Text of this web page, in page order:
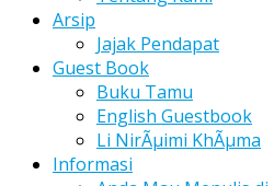
Arsip
Jajak Pendapat
Guest Book
Buku Tamu
English Guestbook
Li NirÃµimi KhÃµma
Informasi